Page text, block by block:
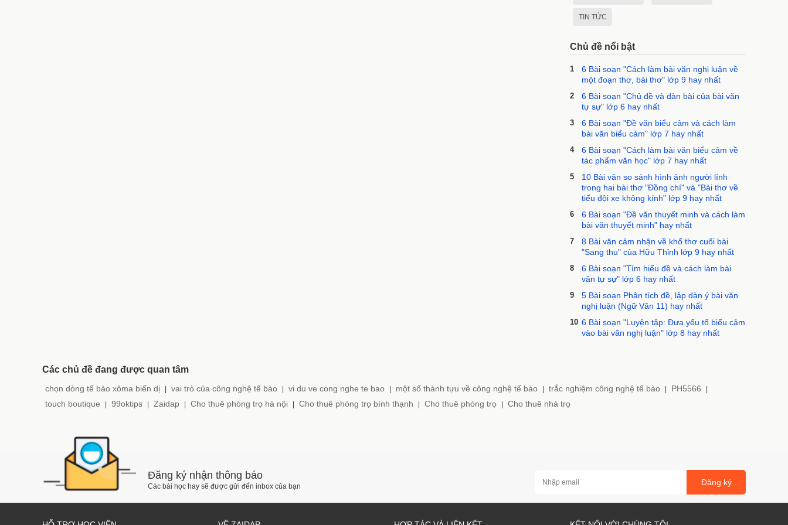
TIN TỨC
Chủ đề nổi bật
1
6 Bài soạn "Cách làm bài văn nghị luận về
một đoạn thơ, bài thơ" lớp 9 hay nhất
2
6 Bài soạn "Chủ đề và dàn bài của bài văn
tự sự" lớp 6 hay nhất
3
6 Bài soạn "Đề văn biểu cảm và cách làm
bài văn biểu cảm" lớp 7 hay nhất
4
6 Bài soạn "Cách làm bài văn biểu cảm về
tác phẩm văn học" lớp 7 hay nhất
5
10 Bài văn so sánh hình ảnh người lính
trong hai bài thơ "Đồng chí" và "Bài thơ về
tiểu đội xe không kính" lớp 9 hay nhất
6
6 Bài soạn "Đề văn thuyết minh và cách làm
bài văn thuyết minh" hay nhất
7
8 Bài văn cảm nhận về khổ thơ cuối bài
"Sang thu" của Hữu Thỉnh lớp 9 hay nhất
8
6 Bài soạn "Tìm hiểu đề và cách làm bài
văn tự sự" lớp 6 hay nhất
9
5 Bài soạn Phân tích đề, lập dàn ý bài văn
nghị luận (Ngữ Văn 11) hay nhất
10 6 Bài soạn "Luyện tập: Đưa yếu tố biểu cảm
vào bài văn nghị luận" lớp 8 hay nhất
Các chủ đề đang được quan tâm
chọn dòng tế bào xôma biến dị vai trò của công nghệ tế bào vi du ve cong nghe te bao một số thành tựu về công nghệ tế bào trắc nghiệm công nghệ tế bào PH5566
touch boutique 99oktips Zaidap Cho thuê phòng trọ hà nội Cho thuê phòng trọ bình thạnh Cho thuê phòng trọ Cho thuê nhà trọ
Đăng ký
Đăng ký nhận thông báo
Các bài học hay sẽ được gửi đến inbox của bạn